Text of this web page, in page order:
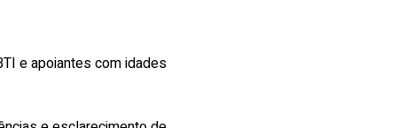
e apoiantes com idades